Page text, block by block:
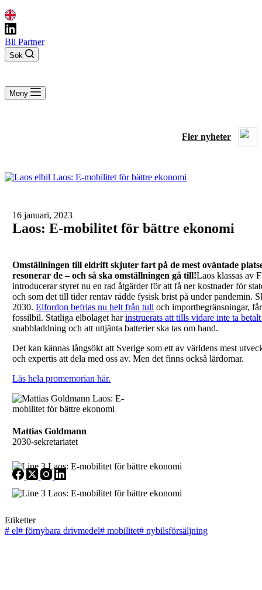
Bli Partner
Sök
Meny
Fler nyheter
16 januari, 2023
Laos: E-mobilitet för bättre ekonomi
Omställningen till eldrift skjuter fart på de mest oväntade
resonerar de – och så ska omställningen gå till!Laos klassas av
introducerar styret nu en rad åtgärder för att få ner kostnader för
och som det till tider rentav rådde fysisk brist på under pandemin.
2030.Elfordon befrias nu helt från tull och importbegränsningar,
fossilbil. Statliga elbolaget harinstruerats att tills vidare inte ta
snabbladdning och att uttjänta batterier ska tas om hand.
Det kan kännas långsökt att Sverige som ett av världens mest
och expertis att dela med oss av. Men det finns också lärdomar.
Läs hela promemorian här.
Mattias Goldmann
2030-sekretariatet
Etiketter
# el# förnybara drivmedel# mobilitet# nybilsförsäljning